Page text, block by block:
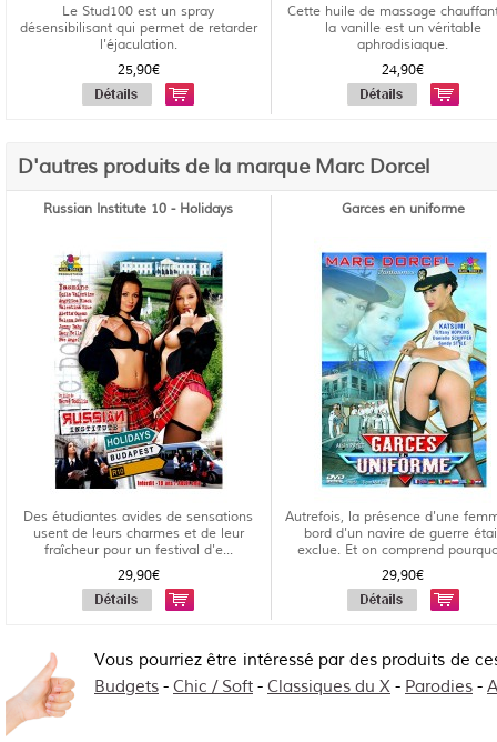
Le Stud100 est un spray
désensibilisant qui permet de retarder
l'éjaculation.
25,90€
Cette huile de massage
la vanille est un véritable
aphrodisiaque.
24,90€
D'autres produits de la marque Marc Dorcel
Russian Institute 10 - Holidays
Des étudiantes avides de sensations
usent de leurs charmes et de leur
fraîcheur pour un festival d'e...
29,90€
Garces en uniforme
Autrefois, la présence d'une
bord d'un navire de guerre
exclue. Et on comprend
29,90€
Vous pourriez être intéressé par des produits de
Budgets - Chic / Soft - Classiques du X - Parodies -